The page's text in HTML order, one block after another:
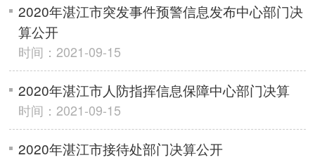
2020年湛江市突发事件预警信息发布中心部门决
算公开
时间：2021-09-15
2020年湛江市人防指挥信息保障中心部门决算
时间：2021-09-15
2020年湛江市接待处部门决算公开